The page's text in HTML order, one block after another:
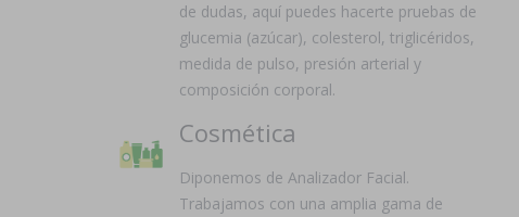
de dudas, aquí puedes hacerte pruebas de
glucemia (azúcar), colesterol, triglicéridos,
medida de pulso, presión arterial y
composición corporal.
Cosmética
Diponemos de Analizador Facial.
Trabajamos con una amplia gama de